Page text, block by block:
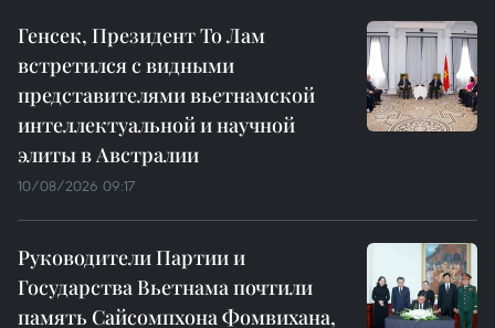
Генсек, Президент То Лам
встретился с видными
представителями вьетнамской
интеллектуальной и научной
элиты в Австралии
10/08/2026 09:17
Руководители Партии и
Государства Вьетнама почтили
память Сайсомпхона Фомвихана,